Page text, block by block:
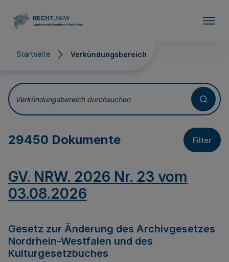
Startseite Verkündungsbereich
Verkündungsbereich
Verkündungsbereich durchsuchen
29450 Dokumente Filter
GV. NRW. 2026 Nr. 23 vom
03.08.2026
Gesetz zur Änderung des Archivgesetzes
Nordrhein-Westfalen und des
Kulturgesetzbuches